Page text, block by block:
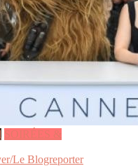
SOIRÉES &
Le Blogreporter